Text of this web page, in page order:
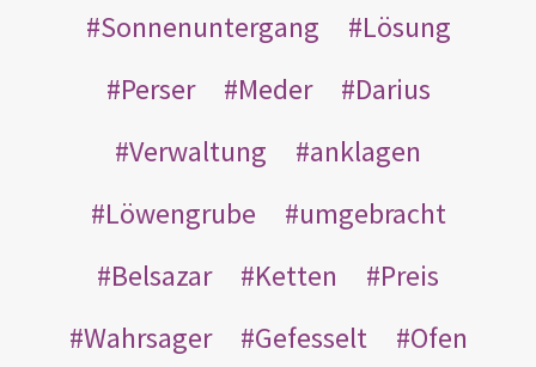
Sonnenuntergang
Lösung
Perser
Meder
Darius
Verwaltung
anklagen
Löwengrube
umgebracht
Belsazar
Ketten
Preis
Wahrsager
Gefesselt
Ofen